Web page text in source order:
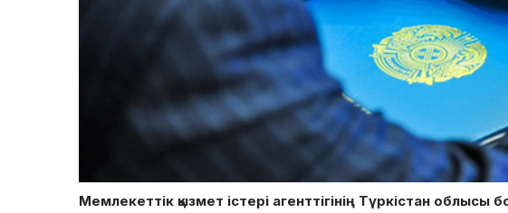
Мемлекеттік қызмет істері агенттігінің Түркістан